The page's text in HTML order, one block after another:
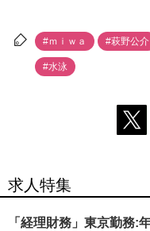
#ｍｉｗａ #萩野公介
#水泳
求人特集
「経理財務」東京勤務: